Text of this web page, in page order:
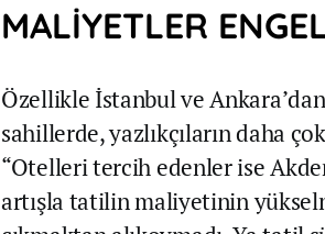
MALİYETLER
Özellikle İstanbul ve
sahillerde, yazlıkçıların daha
“Otelleri tercih edenler ise
artışla tatilin maliyetinin